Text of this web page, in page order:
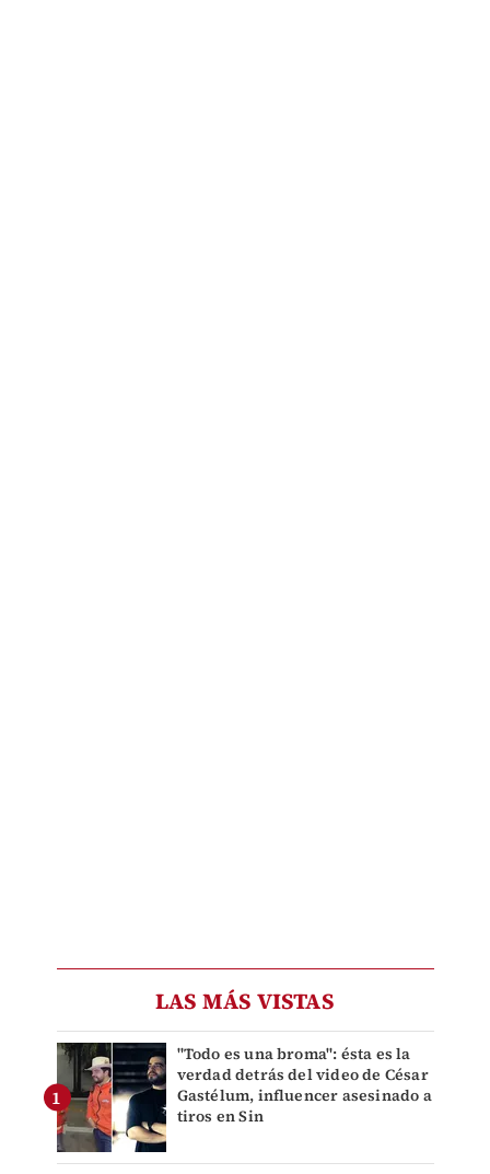
LAS MÁS VISTAS
"Todo es una broma": ésta es la
verdad detrás del video de César
Gastélum, influencer asesinado a
tiros en Sin